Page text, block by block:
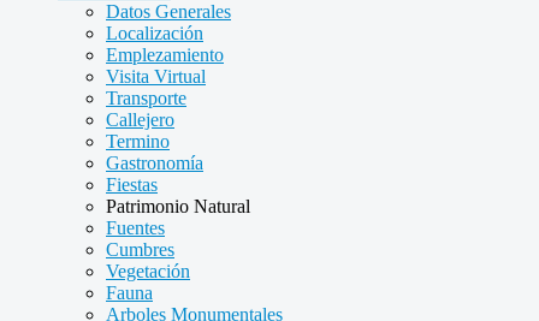
Datos Generales
Localización
Emplezamiento
Visita Virtual
Transporte
Callejero
Termino
Gastronomía
Fiestas
Patrimonio Natural
Fuentes
Cumbres
Vegetación
Fauna
Arboles Monumentales